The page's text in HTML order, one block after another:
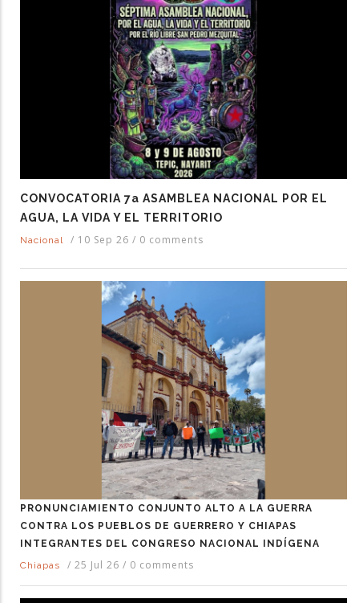
CONVOCATORIA 7a ASAMBLEA NACIONAL POR EL
AGUA, LA VIDA Y EL TERRITORIO
Nacional / 10 Sep 26 / 0 comments
PRONUNCIAMIENTO CONJUNTO ALTO A LA GUERRA
CONTRA LOS PUEBLOS DE GUERRERO Y CHIAPAS
INTEGRANTES DEL CONGRESO NACIONAL INDÍGENA
Chiapas
/ 25 Jul 26 / 0 comments